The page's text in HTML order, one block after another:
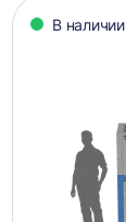
В наличии